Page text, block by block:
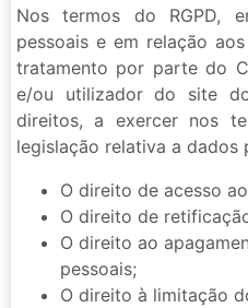
Nos termos do RGPD,
pessoais e em relação
tratamento por parte do
e/ou utilizador do site
direitos, a exercer nos
legislação relativa a dados
O direito de acesso
O direito de
O direito ao
pessoais;
O direito à limitação